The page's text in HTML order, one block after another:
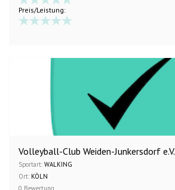
Preis/Leistung:
Volleyball-Club Weiden-Junkersdorf e.V.
Sportart: WALKING
Ort: KÖLN
0 Bewertung